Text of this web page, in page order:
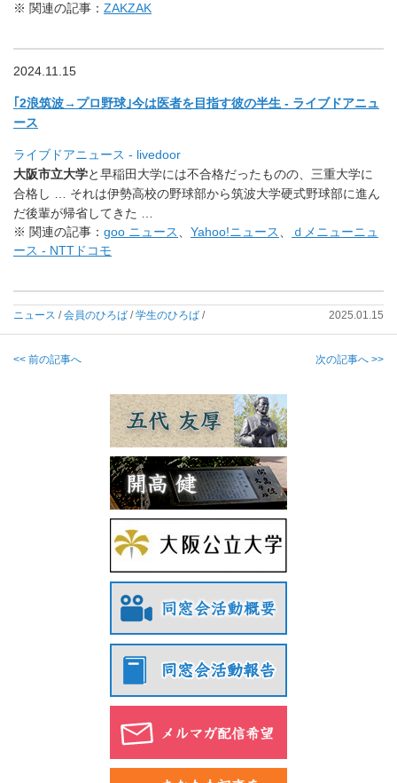
※ 関連の記事： ZAKZAK
2024.11.15
｢2浪筑波→プロ野球｣今は医者を目指す彼の半生 - ライブドアニュ
ース
ライブドアニュース - livedoor
大阪市立大学と早稲田大学には不合格だったものの、 三重大学に
合格し … それは伊勢高校の野球部から筑波大学硬式野球部に進ん
だ後輩が帰省してきた …
※ 関連の記事： goo ニュース Yahoo!ニュース
ｄメニューニュ
ース - NTTドコモ
ニュース /会員のひろば /学生のひろば / 2025.01.15
<< 前の記事へ 次の記事へ >>